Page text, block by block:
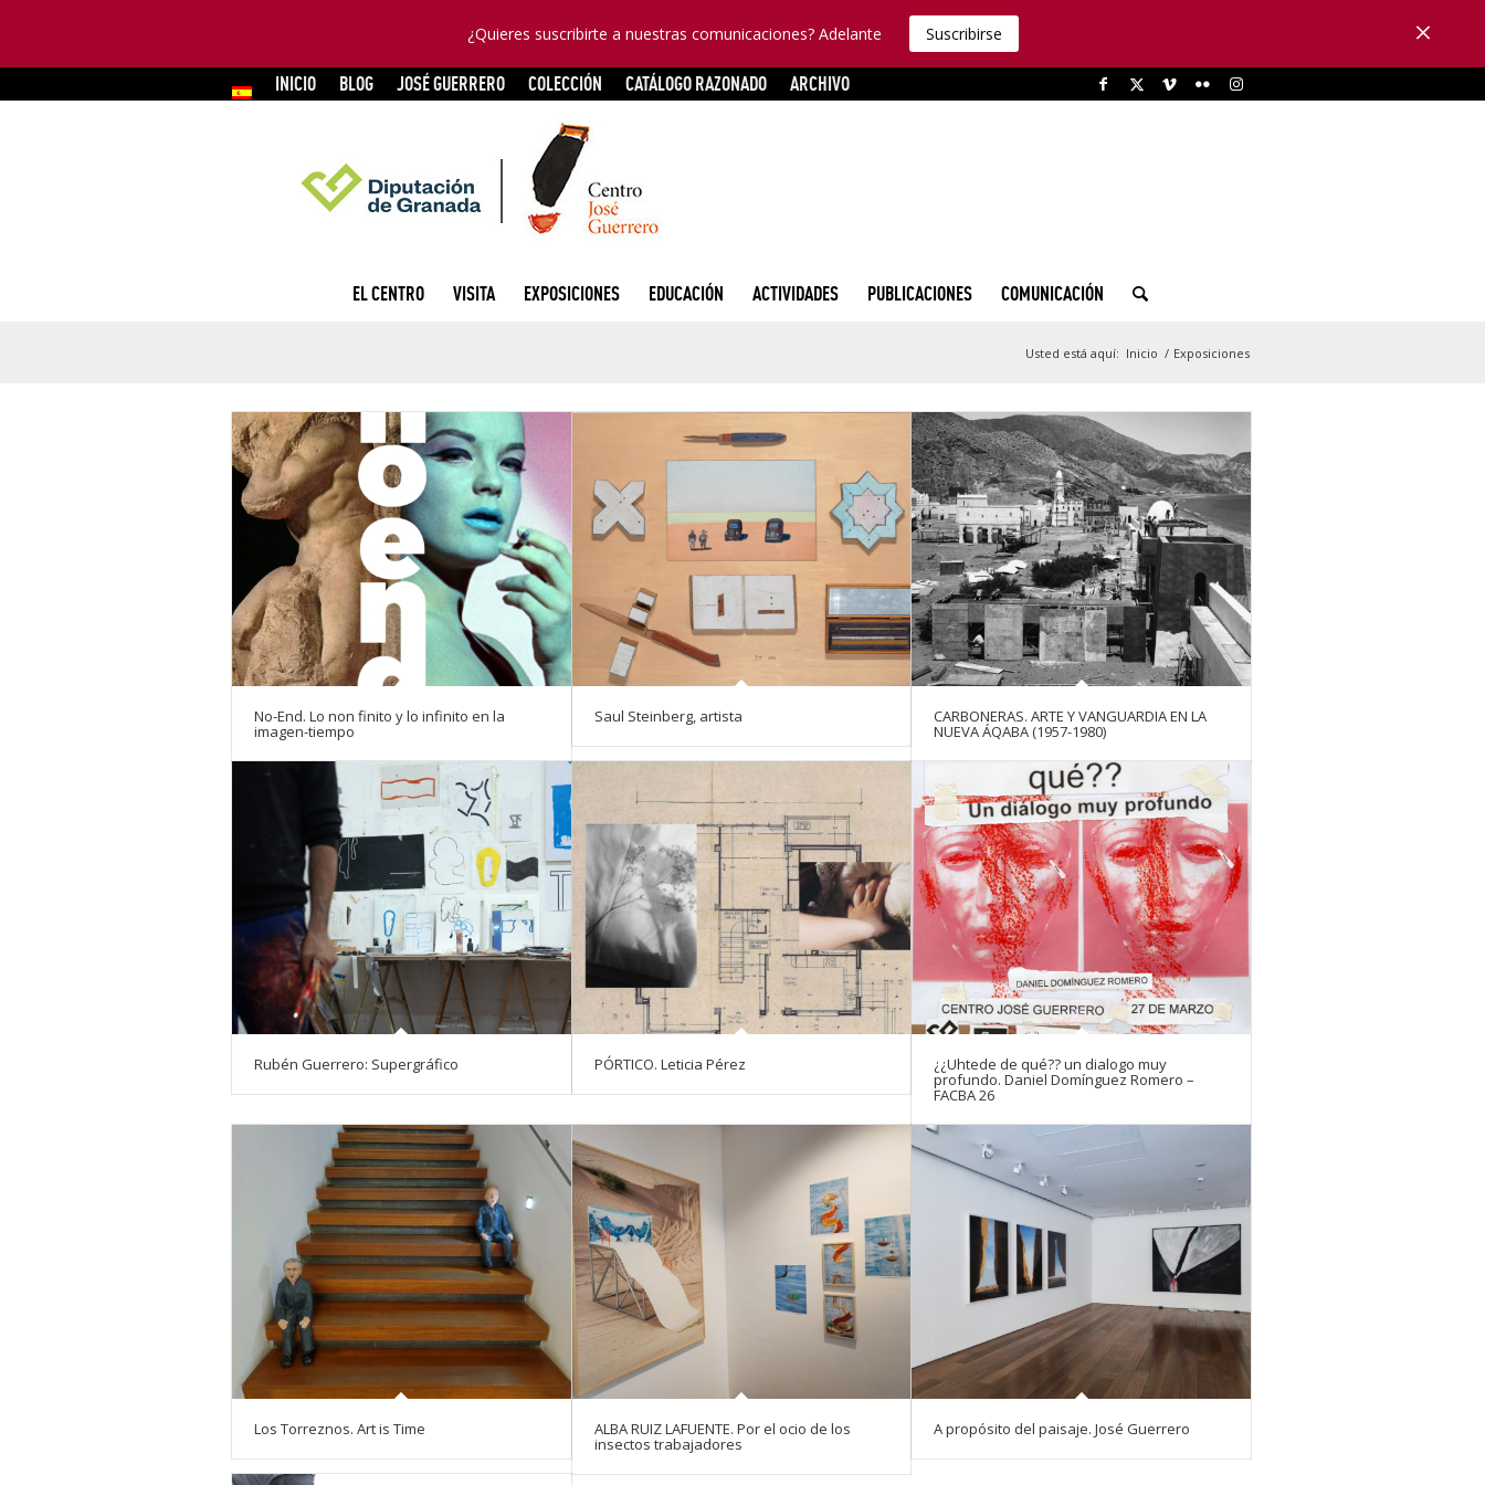
¿Quieres suscribirte a nuestras comunicaciones? Adelante Suscribirse
INICIO BLOG JOSÉ GUERRERO COLECCIÓN CATÁLOGO RAZONADO ARCHIVO
EL CENTRO VISITA EXPOSICIONES EDUCACIÓN ACTIVIDADES PUBLICACIONES COMUNICACIÓN
Usted está aquí: Inicio / Exposiciones
No-End. Lo non finito y lo infinito en la
imagen-tiempo
Saul Steinberg, artista CARBONERAS. ARTE Y VANGUARDIA EN LA
NUEVA ÁQABA (1957-1980)
Rubén Guerrero: Supergráfico PÓRTICO. Leticia Pérez ¿¿Uhtede de qué?? un dialogo muy
profundo. Daniel Domínguez Romero –
FACBA 26
Los Torreznos. Art is Time ALBA RUIZ LAFUENTE. Por el ocio de los
insectos trabajadores
A propósito del paisaje. José Guerrero